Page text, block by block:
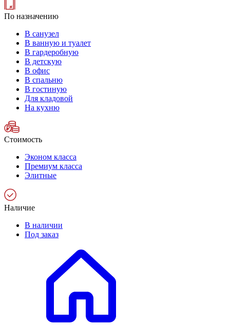
По назначению
В санузел
В ванную и туалет
В гардеробную
В детскую
В офис
В спальню
В гостиную
Для кладовой
На кухню
Стоимость
Эконом класса
Премиум класса
Элитные
Наличие
В наличии
Под заказ